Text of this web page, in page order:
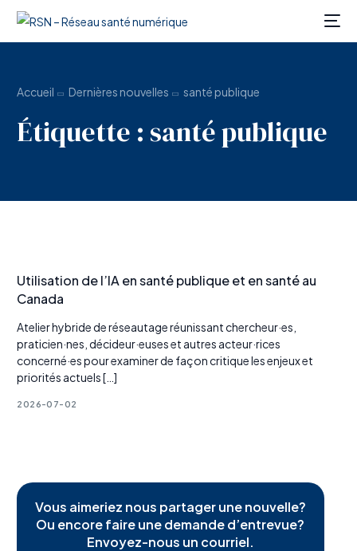
Accueil Dernières nouvelles santé publique
Étiquette : santé publique
Utilisation de l’IA en santé publique et en santé au
Canada
Atelier hybride de réseautage réunissant chercheur·es,
praticien·nes, décideur·euses et autres acteur·rices
concerné·es pour examiner de façon critique les enjeux et
priorités actuels […]
2026-07-02
Vous aimeriez nous partager une nouvelle?
Ou encore faire une demande d’entrevue?
Envoyez-nous un courriel.
FR